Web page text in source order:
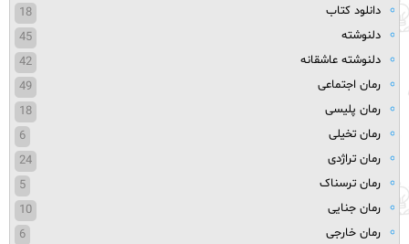
دانلود کتاب
18
دلنوشته
45
دلنوشته عاشقانه
42
رمان اجتماعی
49
رمان پلیسی
18
رمان تخیلی
6
رمان تراژدی
24
رمان ترسناک
5
رمان جنایی
10
رمان خارجی
6